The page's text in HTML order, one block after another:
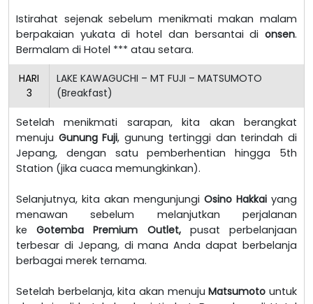
Istirahat sejenak sebelum menikmati makan malam
berpakaian yukata di hotel dan bersantai di onsen.
Bermalam di Hotel *** atau setara.
HARI
3
LAKE KAWAGUCHI – MT FUJI – MATSUMOTO
(Breakfast)
Setelah menikmati sarapan, kita akan berangkat
menuju Gunung Fuji, gunung tertinggi dan terindah di
Jepang, dengan satu pemberhentian hingga 5th
Station (jika cuaca memungkinkan).
Selanjutnya, kita akan mengunjungi Osino Hakkai yang
menawan sebelum melanjutkan perjalanan
keGotemba Premium Outlet,pusat perbelanjaan
terbesar di Jepang, di mana Anda dapat berbelanja
berbagai merek ternama.
Setelah berbelanja, kita akan menujuMatsumotountuk